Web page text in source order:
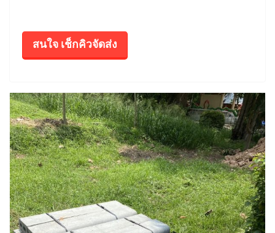
สนใจ เช็กคิวจัดส่ง